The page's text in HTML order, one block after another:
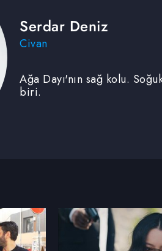
Serdar Deniz
Civan
Ağa Dayı'nın sağ kolu.
biri.